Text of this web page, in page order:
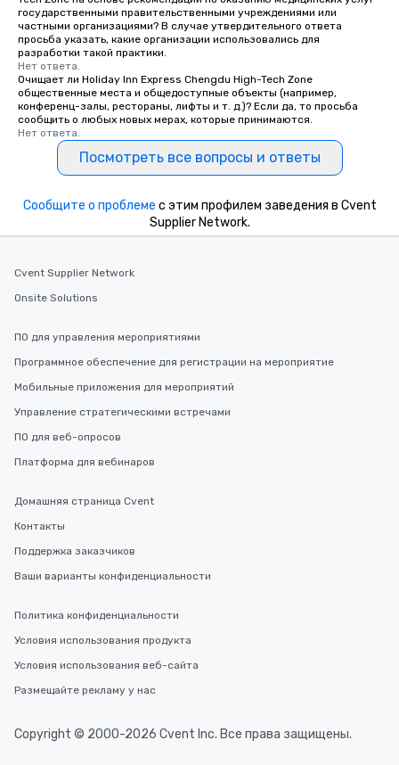
государственными правительственными учреждениями или
частными организациями? В случае утвердительного ответа
просьба указать, какие организации использовались для
разработки такой практики.
Нет ответа.
Очищает ли Holiday Inn Express Chengdu High-Tech Zone
общественные места и общедоступные объекты (например,
конференц-залы, рестораны, лифты и т. д.)? Если да, то просьба
сообщить о любых новых мерах, которые принимаются.
Нет ответа.
Посмотреть все вопросы и ответы
Сообщите о проблеме с этим профилем заведения в Cvent
Supplier Network.
Cvent Supplier Network
Onsite Solutions
ПО для управления мероприятиями
Программное обеспечение для регистрации на мероприятие
Мобильные приложения для мероприятий
Управление стратегическими встречами
ПО для веб-опросов
Платформа для вебинаров
Домашняя страница Cvent
Контакты
Поддержка заказчиков
Ваши варианты конфиденциальности
Политика конфиденциальности
Условия использования продукта
Условия использования веб-сайта
Размещайте рекламу у нас
Copyright © 2000-2026 Cvent Inc. Все права защищены.